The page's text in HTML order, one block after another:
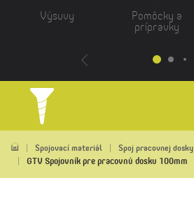
Výsuvy Pomôcky a
prípravky
Spojovací materiál Spoj pracovnej dosky
GTV Spojovník pre pracovnú dosku 100mm